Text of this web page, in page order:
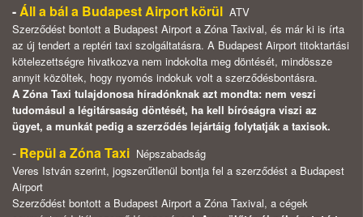
-Áll a bál a Budapest Airport körül ATV
Szerződést bontott a Budapest Airport a Zóna Taxival, és már ki is írta
az új tendert a reptéri taxi szolgáltatásra. A Budapest Airport titoktartási
kötelezettségre hivatkozva nem indokolta meg döntését, mindössze
annyit közöltek, hogy nyomós indokuk volt a szerződésbontásra.
A Zóna Taxi tulajdonosa híradónknak azt mondta: nem veszi
tudomásul a légitársaság döntését, ha kell bíróságra viszi az
ügyet, a munkát pedig a szerződés lejártáig folytatják a taxisok.
- Repül a Zóna Taxi Népszabadság
Veres István szerint, jogszerűtlenül bontja fel a szerződést a Budapest
Airport
Szerződést bontott a Budapest Airport a Zóna Taxival, a cégek